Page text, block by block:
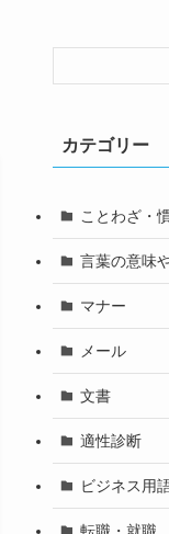
カテゴリー
ことわざ・
言葉の意味
マナー
メール
文書
適性診断
ビジネス用
転職・就職